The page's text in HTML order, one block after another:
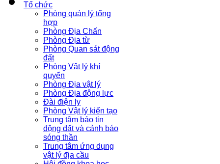
Tổ chức
Phòng quản lý tổng
hợp
Phòng Địa Chấn
Phòng Địa từ
Phòng Quan sát động
đất
Phòng Vật lý khí
quyển
Phòng Địa vật lý
Phòng Địa động lực
Đài điện ly
Phòng Vật lý kiến tạo
Trung tâm báo tin
động đất và cảnh báo
sóng thần
Trung tâm ứng dụng
vật lý địa cầu